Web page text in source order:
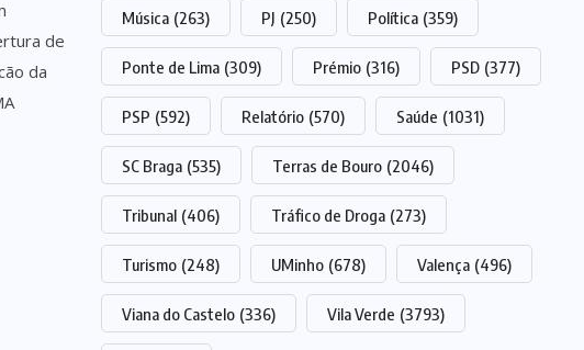
Música (263) PJ (250) Política (359)
Ponte de Lima (309) Prémio (316) PSD (377)
PSP (592) Relatório (570) Saúde (1031)
SC Braga (535) Terras de Bouro (2046)
Tribunal (406) Tráfico de Droga (273)
Turismo (248) UMinho (678) Valença (496)
Viana do Castelo (336) Vila Verde (3793)